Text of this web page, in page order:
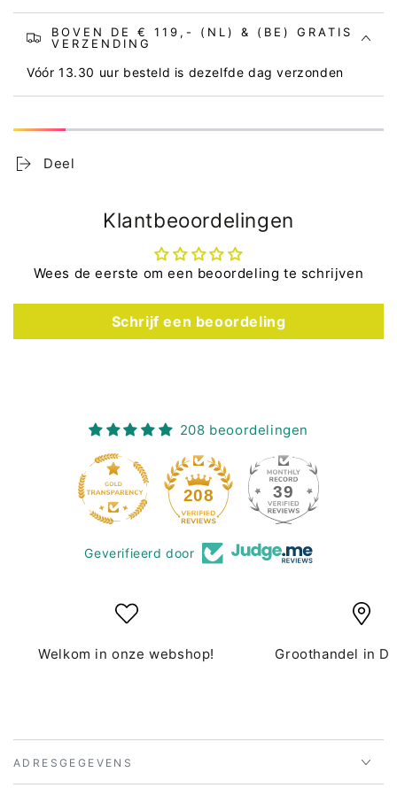
BOVEN DE € 119,- (NL) & (BE) GRATIS
VERZENDING
Vóór 13.30 uur besteld is dezelfde dag verzonden
Deel
Klantbeoordelingen
Wees de eerste om een beoordeling te schrijven
Schrijf een beoordeling
208 beoordelingen
208 39
Geverifieerd door
Welkom in onze webshop! Groothandel in
ADRESGEGEVENS